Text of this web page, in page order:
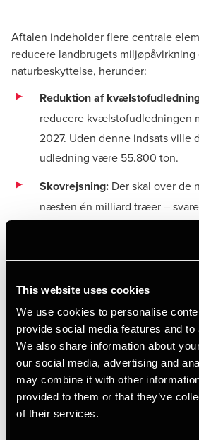
This website uses cookies
We use cookies to personalise
provide social media features and
We also share information about
our social media, advertising and
may combine it with other
provided to them or that they’ve
of their services.
Aftalen indeholder flere centrale
reducere landbrugets
naturbeskyttelse, herunder:
Reduktion af
reducere kvælstofudledningen
2027. Uden denne indsats ville
udledning være 55.800 ton.
Skovrejsning: Der skal over de
næsten én milliard træer –
størrelse med Fyn. Der
og omlægning af eksisterende
målet om at omlægge 10 % af
areal til natur og skov inden 2045.
CO₂e-afgift:Fra 2030 skal
pr. ton CO₂, stigende til 300 kr.
Aftalen opdeles i 23 lokale treparter,
deltagerkreds består af
lokale landbrugsorganisationer,
Morten Steen Trads
Senior Manager, HD